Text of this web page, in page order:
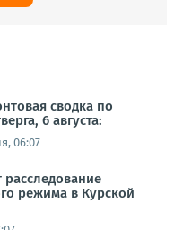
сводка по
6 августа:
06:07
режима в Курской